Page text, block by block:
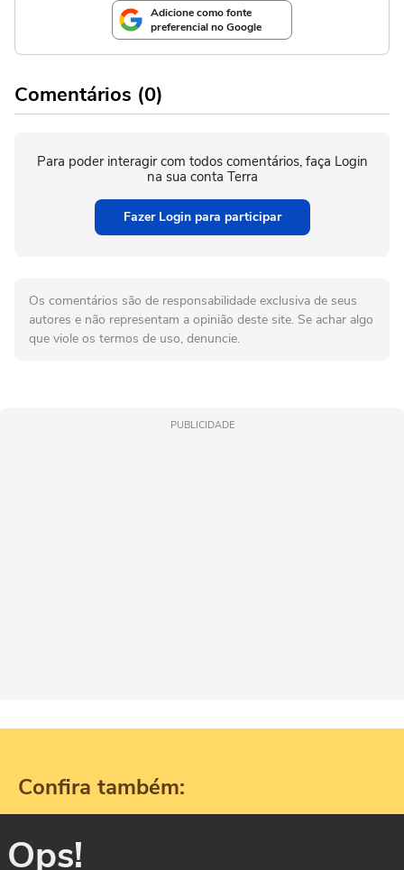
Adicione como fonte
preferencial no Google
Comentários (0)
Para poder interagir com todos comentários, faça Login
na sua conta Terra
Fazer Login para participar
Os comentários são de responsabilidade exclusiva de seus
autores e não representam a opinião deste site. Se achar algo
que viole os termos de uso, denuncie.
PUBLICIDADE
Confira também:
Ops!